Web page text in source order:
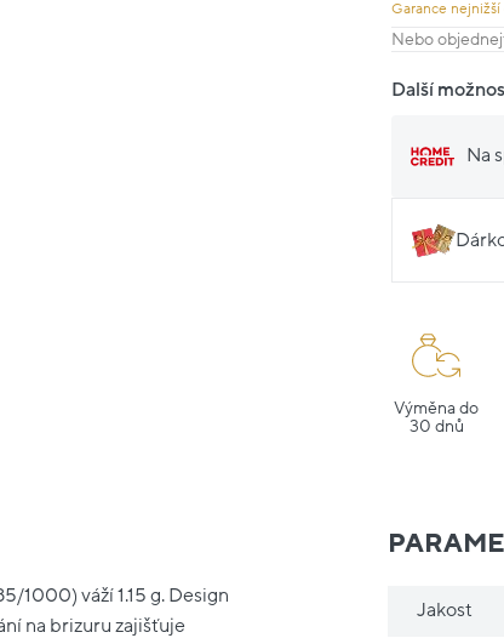
Garance nejnižší
Nebo
Další
Na
Výměna do
30 dnů
1000) váží 1.15 g. Design
na brizuru zajišťuje
Jakost